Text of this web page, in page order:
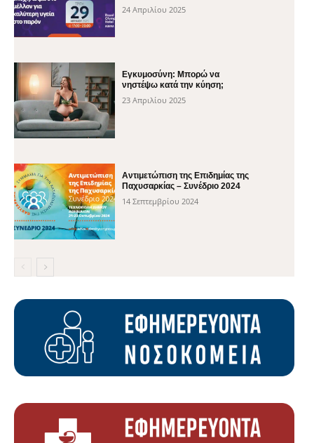
24 Απριλίου 2025
Εγκυμοσύνη: Μπορώ να
νηστέψω κατά την κύηση;
23 Απριλίου 2025
Αντιμετώπιση της Επιδημίας της
Παχυσαρκίας – Συνέδριο 2024
14 Σεπτεμβρίου 2024